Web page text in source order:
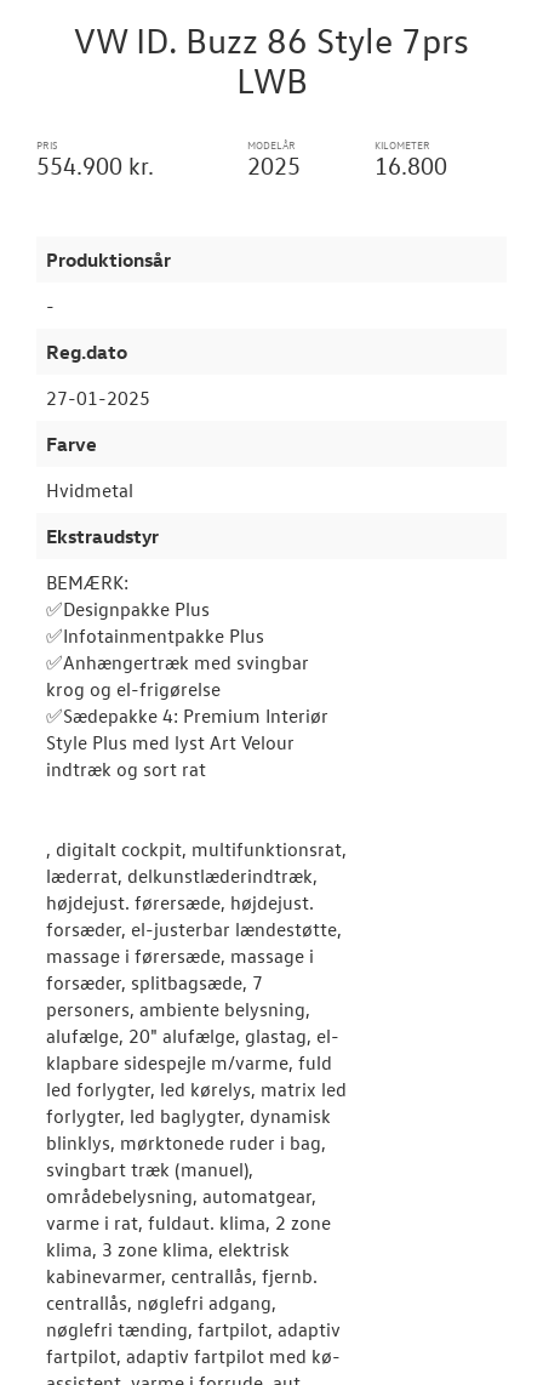
VÆRKSTED
VW ID. Buzz 86 Style 7prs
LWB
PRIS
554.900 kr.
MODELÅR
2025
KILOMETER
16.800
Produktionsår
-
Reg.dato
27-01-2025
Farve
Hvidmetal
Ekstraudstyr
BEMÆRK:
✅Designpakke Plus
✅Infotainmentpakke Plus
✅Anhængertræk med svingbar
krog og el-frigørelse
✅Sædepakke 4: Premium Interiør
Style Plus med lyst Art Velour
indtræk og sort rat
, digitalt cockpit, multifunktionsrat,
læderrat, delkunstlæderindtræk,
højdejust. førersæde, højdejust.
forsæder, el-justerbar lændestøtte,
massage i førersæde, massage i
forsæder, splitbagsæde, 7
personers, ambiente belysning,
alufælge, 20" alufælge, glastag, el-
klapbare sidespejle m/varme, fuld
led forlygter, led kørelys, matrix led
forlygter, led baglygter, dynamisk
blinklys, mørktonede ruder i bag,
svingbart træk (manuel),
områdebelysning, automatgear,
varme i rat, fuldaut. klima, 2 zone
klima, 3 zone klima, elektrisk
kabinevarmer, centrallås, fjernb.
centrallås, nøglefri adgang,
nøglefri tænding, fartpilot, adaptiv
fartpilot, adaptiv fartpilot med kø-